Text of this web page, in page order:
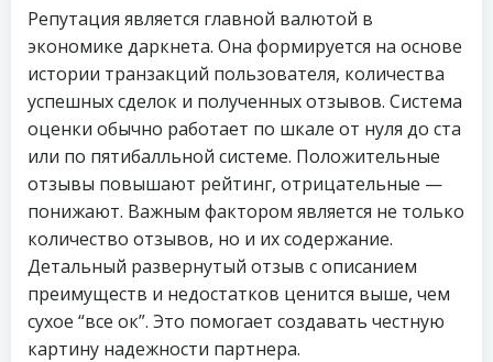
Репутация является главной валютой в
экономике даркнета. Она формируется на основе
истории транзакций пользователя, количества
успешных сделок и полученных отзывов. Система
оценки обычно работает по шкале от нуля до ста
или по пятибалльной системе. Положительные
отзывы повышают рейтинг, отрицательные —
понижают. Важным фактором является не только
количество отзывов, но и их содержание.
Детальный развернутый отзыв с описанием
преимуществ и недостатков ценится выше, чем
сухое “все ок”. Это помогает создавать честную
картину надежности партнера.